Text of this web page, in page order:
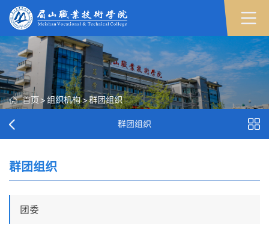
首页>组织机构>群团组织
群团组织
群团组织
团委